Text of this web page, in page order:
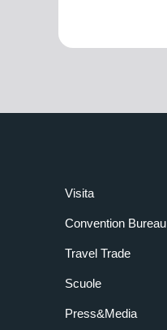
Visita
Convention Bureau
Travel Trade
Scuole
Press&Media